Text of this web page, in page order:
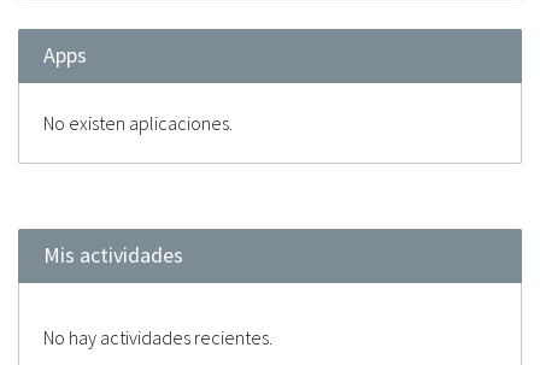
Apps
No existen aplicaciones.
Mis actividades
No hay actividades recientes.